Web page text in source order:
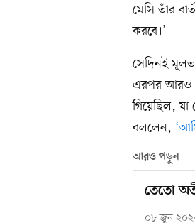
মেসি তাঁর
করবে।’
সেদিনই মূলত
এরপর আরও
গিয়েছিল, যা
বললেন,
আরও পড়ুন
তেতো
০৮ জুন